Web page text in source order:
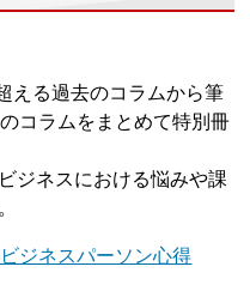
える過去のコラムから筆
コラムをまとめて特別冊
ジネスにおける悩みや課
ジネスパーソン心得